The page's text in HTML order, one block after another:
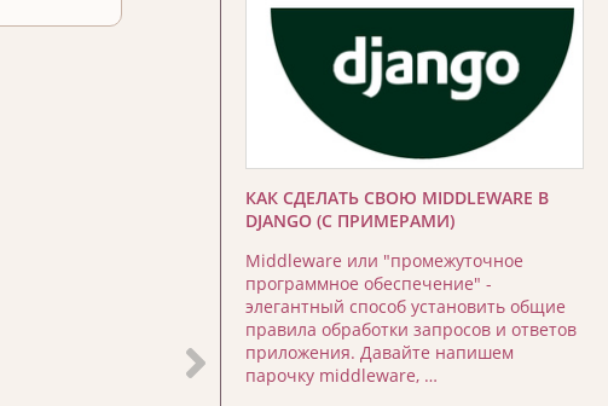
КАК СДЕЛАТЬ СВОЮ MIDDLEWARE В
DJANGO (С ПРИМЕРАМИ)
Middleware или "промежуточное
программное обеспечение" -
элегантный способ установить общие
правила обработки запросов и ответов
приложения. Давайте напишем
парочку middleware, …